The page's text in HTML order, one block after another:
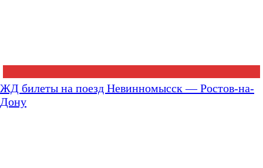
ЖД билеты на поезд Невинномысск — Ростов-на-
Дону